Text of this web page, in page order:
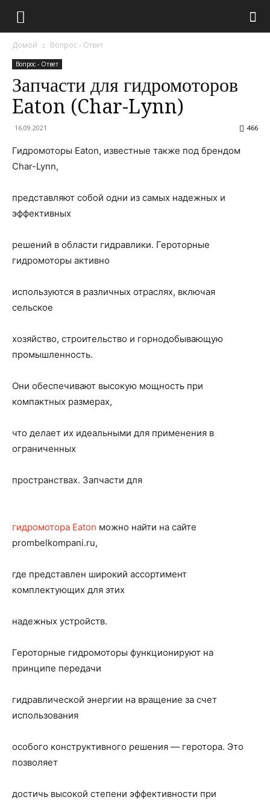
Домой Вопрос - Ответ
Вопрос - Ответ
Запчасти для гидромоторов
Eaton (Char-Lynn)
16.09.2021 466
Гидромоторы Eaton, известные также под брендом
Char-Lynn,
представляют собой одни из самых надежных и
эффективных
решений в области гидравлики. Героторные
гидромоторы активно
используются в различных отраслях, включая
сельское
хозяйство, строительство и горнодобывающую
промышленность.
Они обеспечивают высокую мощность при
компактных размерах,
что делает их идеальными для применения в
ограниченных
пространствах. Запчасти для
гидромотора Eaton можно найти на сайте
prombelkompani.ru,
где представлен широкий ассортимент
комплектующих для этих
надежных устройств.
Героторные гидромоторы функционируют на
принципе передачи
гидравлической энергии на вращение за счет
использования
особого конструктивного решения — геротора. Это
позволяет
достичь высокой степени эффективности при